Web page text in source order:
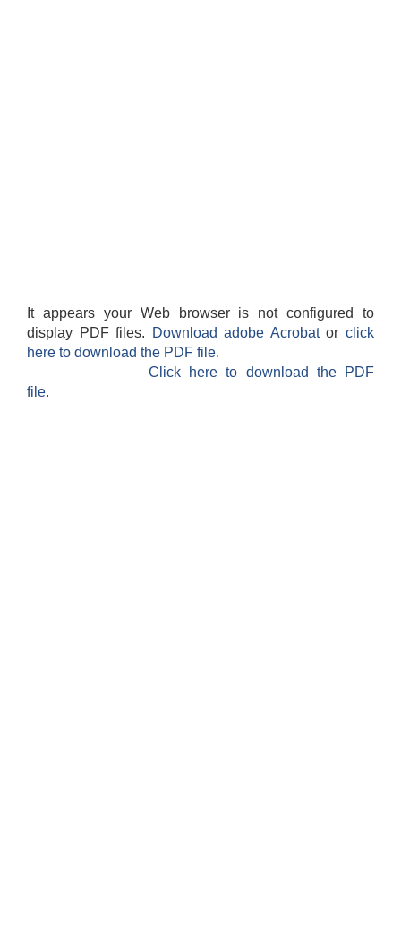
It appears your Web browser is not configured to
display PDF files.
Download adobe Acrobatorclick
here to download the PDF file.
Click here to download the PDF
file.